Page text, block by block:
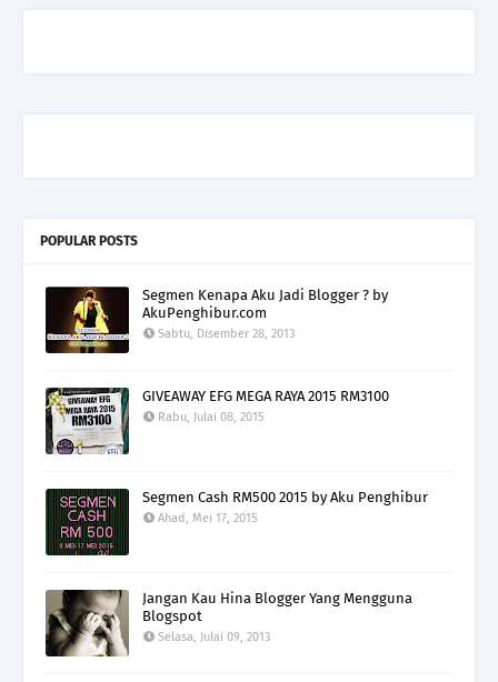
POPULAR POSTS
Segmen Kenapa Aku Jadi Blogger ? by
AkuPenghibur.com
Sabtu, Disember 28, 2013
GIVEAWAY EFG MEGA RAYA 2015 RM3100
Rabu, Julai 08, 2015
Segmen Cash RM500 2015 by Aku Penghibur
Ahad, Mei 17, 2015
Jangan Kau Hina Blogger Yang Mengguna
Blogspot
Selasa, Julai 09, 2013